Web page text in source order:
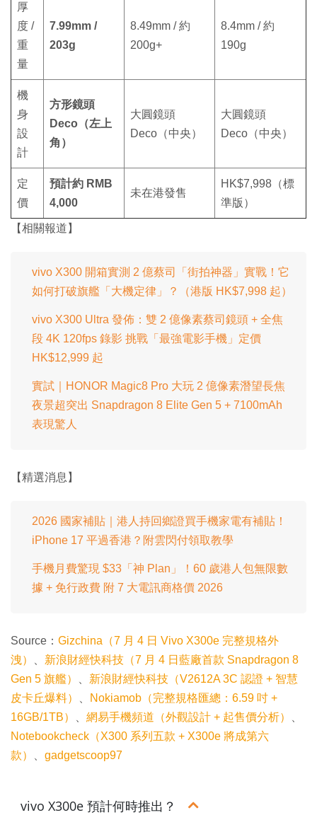
厚
度 /
重
量
7.99mm /
203g
8.49mm / 約
200g+
8.4mm / 約
190g
機
身
設
計
方形鏡頭
Deco（左上
角）
大圓鏡頭
Deco（中央）
大圓鏡頭
Deco（中央）
定
價
預計約 RMB
4,000
未在港發售
HK$7,998（標
準版）
【相關報道】
vivo X300 開箱實測 2 億蔡司「街拍神器」實戰！它
如何打破旗艦「大機定律」？（港版 HK$7,998 起）
vivo X300 Ultra 發佈：雙 2 億像素蔡司鏡頭 + 全焦
段 4K 120fps 錄影 挑戰「最強電影手機」定價
HK$12,999 起
實試｜HONOR Magic8 Pro 大玩 2 億像素潛望長焦
夜景超突出 Snapdragon 8 Elite Gen 5 + 7100mAh
表現驚人
【精選消息】
2026 國家補貼｜港人持回鄉證買手機家電有補貼！
iPhone 17 平過香港？附雲閃付領取教學
手機月費驚現 $33「神 Plan」！60 歲港人包無限數
據 + 免行政費 附 7 大電訊商格價 2026
Source： Gizchina（7 月 4 日 Vivo X300e 完整規格外
洩）
新浪財經快科技（7 月 4 日藍廠首款 Snapdragon 8
Gen 5 旗艦）
新浪財經快科技（V2612A 3C 認證 + 智慧
皮卡丘爆料）
Nokiamob（完整規格匯總：6.59 吋 +
16GB/1TB）
網易手機頻道（外觀設計 + 起售價分析）
Notebookcheck（X300 系列五款 + X300e 將成第六
款）
gadgetscoop97
vivo X300e 預計何時推出？